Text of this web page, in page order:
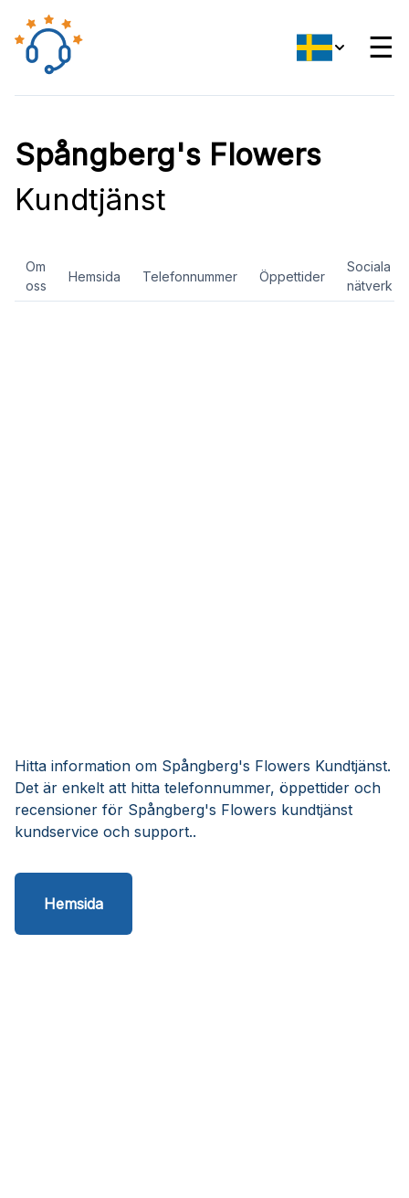
☰
Spångberg's Flowers
Kundtjänst
Om
oss
Hemsida Telefonnummer Öppettider
Sociala
nätverk
Hitta information om Spångberg's Flowers Kundtjänst.
Det är enkelt att hitta telefonnummer, öppettider och
recensioner för Spångberg's Flowers kundtjänst
kundservice och support..
Hemsida